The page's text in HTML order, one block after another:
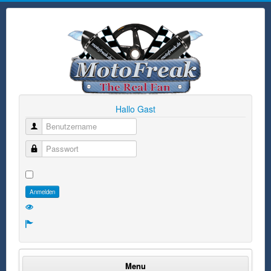
Hallo Gast
Benutzername
Passwort
Anmelden
Menu